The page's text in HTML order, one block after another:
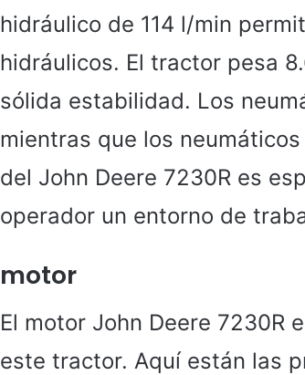
hidráulico de 114 l/min
hidráulicos. El tractor pesa
sólida estabilidad. Los
mientras que los
del John Deere 7230R es
operador un entorno de
motor
El motor John Deere 7230R
este tractor. Aquí están las